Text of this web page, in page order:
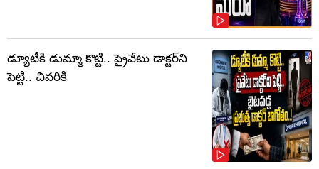
డ్యూటీకి డుమ్మా కొట్టి.. ప్రైవేటు డాక్టర్‌ని
పెట్టి.. చివరికి